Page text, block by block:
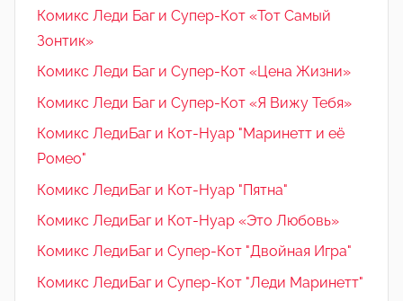
Комикс Леди Баг и Супер-Кот «Тот Самый
Зонтик»
Комикс Леди Баг и Супер-Кот «Цена Жизни»
Комикс Леди Баг и Супер-Кот «Я Вижу Тебя»
Комикс ЛедиБаг и Кот-Нуар "Маринетт и её
Ромео"
Комикс ЛедиБаг и Кот-Нуар "Пятна"
Комикс ЛедиБаг и Кот-Нуар «Это Любовь»
Комикс ЛедиБаг и Супер-Кот "Двойная Игра"
Комикс ЛедиБаг и Супер-Кот "Леди Маринетт"